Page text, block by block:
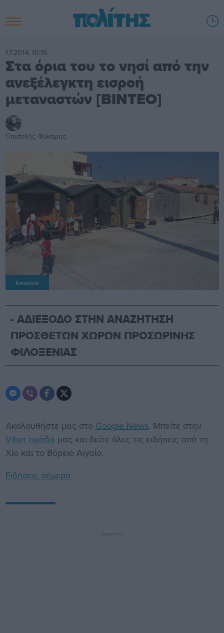
1.7.2014, 10:15
Στα όρια του το νησί από την
ανεξέλεγκτη εισροή
μεταναστών [BINTEO]
Παντελής Φύκαρης
Κοινωνία
- ΑΔΙΕΞΟΔΟ ΣΤΗΝ ΑΝΑΖΗΤΗΣΗ
ΠΡΟΣΘΕΤΩΝ ΧΩΡΩΝ ΠΡΟΣΩΡΙΝΗΣ
ΦΙΛΟΞΕΝΙΑΣ
Ακολουθήστε μας στο Google News. Μπείτε στην
Viber ομάδα μας και δείτε όλες τις ειδήσεις από τη
Χίο και το Βόρειο Αιγαίο.
Ειδήσεις σήμερα
Διαφήμιση